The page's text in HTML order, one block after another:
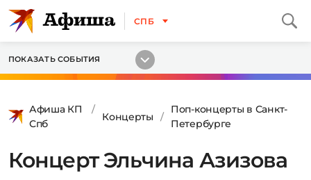
СПБ
ПОКАЗАТЬ СОБЫТИЯ
Афиша КП
Спб
Концерты
Поп-концерты в Санкт-
Петербурге
Концерт Эльчина Азизова